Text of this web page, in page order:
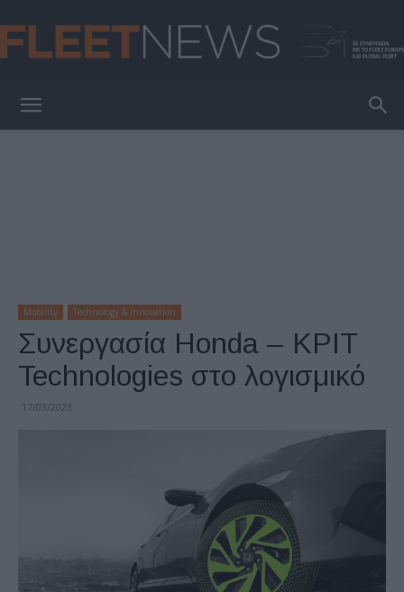
Mobility Technology & Innovation
Συνεργασία Honda – KPIT
Technologies στο λογισμικό
17/03/2023